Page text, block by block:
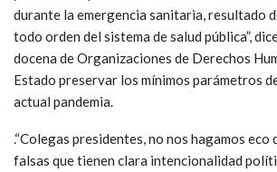
durante la emergencia sanitaria, resultado
todo orden del sistema de salud pública”,
docena de Organizaciones de Derechos
Estado preservar los mínimos parámetros
actual pandemia.
.“Colegas presidentes, no nos hagamos eco
falsas que tienen clara intencionalidad